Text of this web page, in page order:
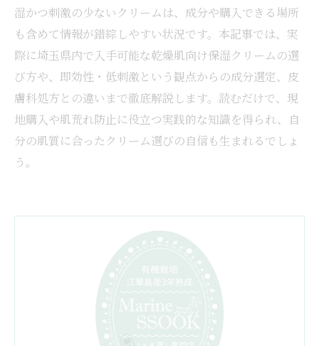
湿かつ刺激の少ないクリームは、成分や購入できる場所
も含めて情報が錯綜しやすい状況です。本記事では、実
際に埼玉県内で入手可能な乾燥肌向け保湿クリームの選
び方や、即効性・低刺激という観点からの成分選定、皮
膚科処方との違いまで徹底解説します。読むだけで、現
地購入や肌荒れ防止に役立つ実践的な知識を得られ、自
分の肌質に合ったクリーム選びの自信も生まれるでしょ
う。